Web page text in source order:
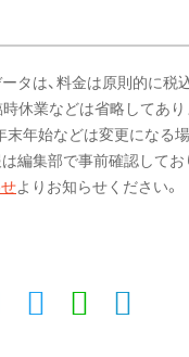
タは、料金は原則的に税
時休業などは省略してあり
年末年始などは変更にな
編集部で事前確認して
よりお知らせください。